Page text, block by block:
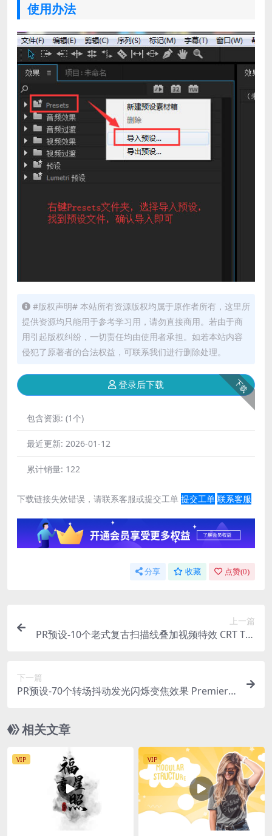
使用办法
#版权声明# 本站所有资源版权均属于原作者所有，这里所
提供资源均只能用于参考学习用，请勿直接商用。若由于商
用引起版权纠纷，一切责任均由使用者承担。如若本站内容
侵犯了原著者的合法权益，可联系我们进行删除处理。
下载
登录后下载
包含资源: (1个)
最近更新: 2026-01-12
累计销量: 122
下载链接失效错误，请联系客服或提交工单 提交工单 联系客服
分享 收藏 点赞(0)
上一篇
PR预设-10个老式复古扫描线叠加视频特效 CRT Tex
下一篇
PR预设-70个转场抖动发光闪烁变焦效果 Premiere
相关文章
VIP VIP